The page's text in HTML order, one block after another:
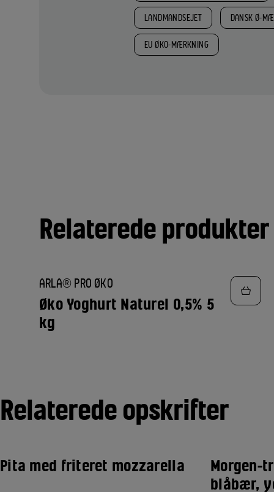
LANDMANDSEJET DANSK Ø-
EU ØKO-MÆRKNING
Relaterede produkter
TILFØJ
TIL
FAVORITTER
ARLA® PRO ØKO
Øko Yoghurt Naturel 0,5% 5
kg
Relaterede opskrifter
Pita med friteret mozzarella
Morgen-
blåbær,